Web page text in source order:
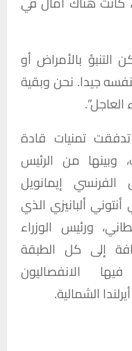
بالأمراض أو
جيدا. نحن وبقية
العاجل”.
تمنيات قادة
وبينها من الرئيس
الفرنسي إيمانويل
أنتوني ألبانيزي الذي
ورئيس الوزراء
إلى كل الطبقة
الانفصاليون
الشمالية.